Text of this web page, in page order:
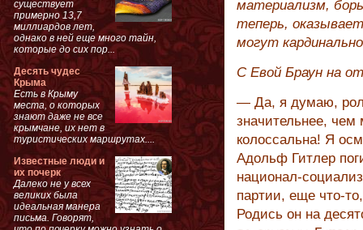
материализм,
теперь,
могут
С Евой Браун на
— Да, я думаю,
значительнее, чем
колоссальна! Я
Адольф Гитлер
национал-
партии, еще что-
Родись он на
существует
примерно 13,7
миллиардов лет,
однако в ней еще много тайн,
которые до сих пор...
Десять чудес
Крыма
Есть в Крыму
места, о которых
знают даже не все
крымчане, их нет в
туристических маршрутах....
Известные люди и
их почерк
Далеко не у всех
великих была
идеальная манера
письма. Говорят,